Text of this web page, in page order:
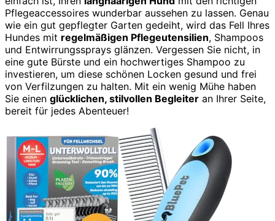
Pflegeaccessoires wunderbar aussehen zu lassen. Genau
wie ein gut gepflegter Garten gedeiht, wird das Fell Ihres
Hundes mit regelmäßigen Pflegeutensilien, Shampoos
und Entwirrungssprays glänzen. Vergessen Sie nicht, in
eine gute Bürste und ein hochwertiges Shampoo zu
investieren, um diese schönen Locken gesund und frei
von Verfilzungen zu halten. Mit ein wenig Mühe haben
Sie einen glücklichen, stilvollen Begleiter an Ihrer Seite,
bereit für jedes Abenteuer!